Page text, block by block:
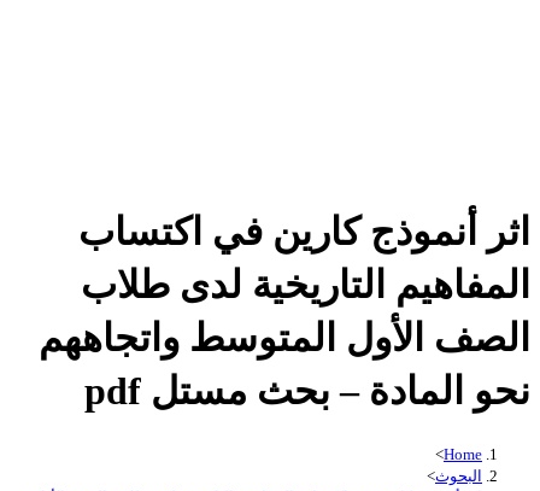
اثر أنموذج كارين في اكتساب
المفاهيم التاريخية لدى طلاب
الصف الأول المتوسط واتجاههم
نحو المادة – بحث مستل pdf
Home
>
البحوث>